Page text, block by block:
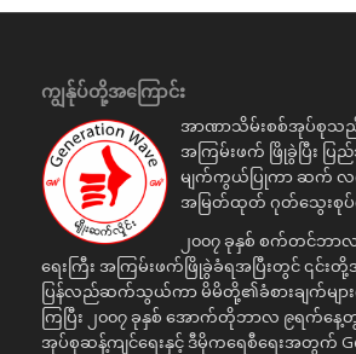
ကျွန်ုပ်တို့အကြောင်း
အာဏာသိမ်းစစ်အုပ်စု
အကြမ်းဖက် ဖြိုခွဲပြီး ပ
မျက်ကွယ်ပြုကာ ဆက်
အမြတ်ထုတ် ဂုတ်သွေးစု
၂၀၀၇ ခုနှစ် စက်တင်ဘာလ
ရေးကြီး အကြမ်းဖက်ဖြိုခွဲခံရအပြီးတွင် ၎င်းတို့အ
ပြန်လည်ဆက်သွယ်ကာ မိမိတို့၏ခံစားချက်မျာ
ကြပြီး ၂၀၀၇ ခုနှစ် အောက်တိုဘာလ ၉ရက်န
အုပ်စုဆန့်ကျင်ရေးနှင့် ဒီမိုကရေစီရေးအတွက်